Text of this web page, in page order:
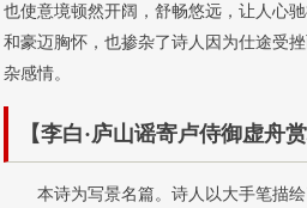
也使意境顿然开阔，舒畅悠远，让人心
和豪迈胸怀，也掺杂了诗人因为仕途受
杂感情。
【李白·庐山谣寄卢侍御虚舟赏
本诗为写景名篇。诗人以大手笔描